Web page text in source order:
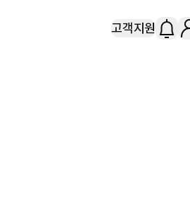
고객지원